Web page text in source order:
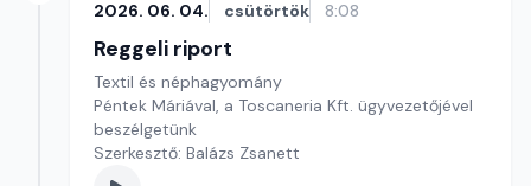
2026. 06. 04. csütörtök 8:08
Reggeli riport
Textil és néphagyomány
Péntek Máriával, a Toscaneria Kft. ügyvezetőjével
beszélgetünk
Szerkesztő: Balázs Zsanett